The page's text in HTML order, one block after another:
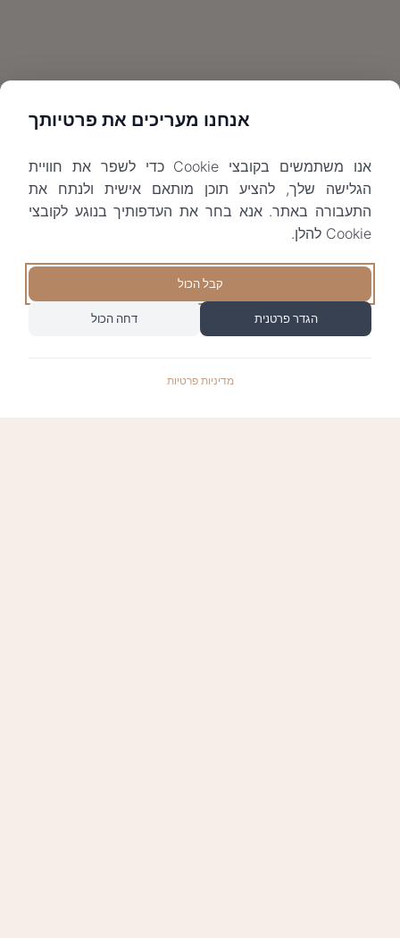
אנחנו מעריכים את פרטיותך
אנו משתמשים בקובצי Cookie כדי לשפר את חוויית
הגלישה שלך, להציע תוכן מותאם אישית ולנתח את
התעבורה באתר. אנא בחר את העדפותיך בנוגע לקובצי
Cookie להלן.
קבל הכול
הגדר פרטנית דחה הכול
מדיניות פרטיות